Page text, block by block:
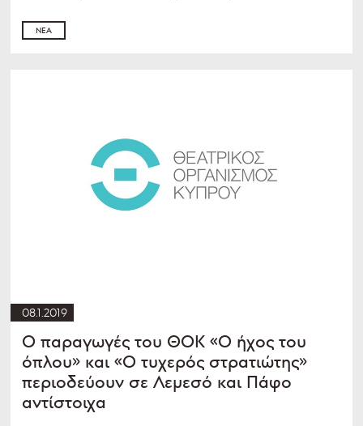
ΝΈΑ
08.1.2019
Ο παραγωγές του ΘΟΚ «Ο ήχος του
όπλου» και «Ο τυχερός στρατιώτης»
περιοδεύουν σε Λεμεσό και Πάφο
αντίστοιχα